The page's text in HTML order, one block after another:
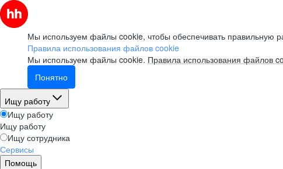
Мы используем файлы cookie, чтобы обеспечивать правильную
Правила использования файлов cookie
Мы используем файлы cookie. Правила использования файлов
Понятно
Ищу работу
Ищу работу
Ищу работу
Ищу сотрудника
Сервисы
Помощь